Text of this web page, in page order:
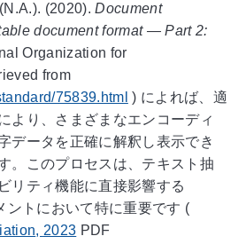
(N.A.). (2020).Document
document format — Part 2:
Organization for
from
75839.html ) によれば、適
より、さまざまなエンコーディ
データを正確に解釈し表示でき
。このプロセスは、テキスト抽
リティ機能に直接影響する
ントにおいて特に重要です (
, 2023 PDF